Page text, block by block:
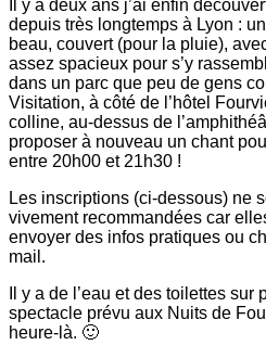
Il y a deux ans j’ai enfin
depuis très longtemps à Lyon :
beau, couvert (pour la pluie),
assez spacieux pour s’y
dans un parc que peu de gens
Visitation, à côté de l’hôtel
colline, au-dessus de
proposer à nouveau un chant
entre 20h00 et 21h30 !
Les inscriptions (ci-dessous) ne
vivement recommandées car
envoyer des infos pratiques ou
mail.
Il y a de l’eau et des toilettes sur
spectacle prévu aux Nuits de
heure-là. 🙂